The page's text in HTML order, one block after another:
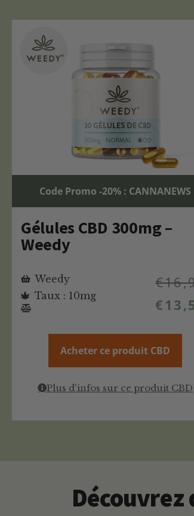
Code Promo -20% : CANNANEWS
Gélules CBD 300mg –
Weedy
Weedy
Taux : 10mg
€
€
Acheter ce produit CBD
Plus d'infos sur ce produit CBD